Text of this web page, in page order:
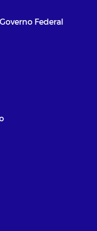
Federal